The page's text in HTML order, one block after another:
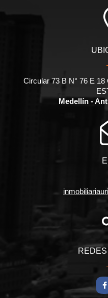
Circular 73 B N° 76 E
Medellín -